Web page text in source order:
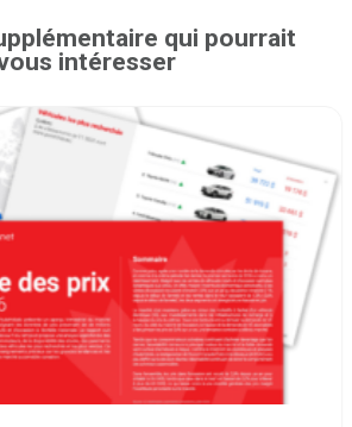
qui pourrait
intéresser